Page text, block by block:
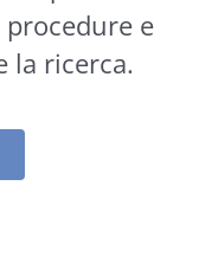
procedure e
la ricerca.